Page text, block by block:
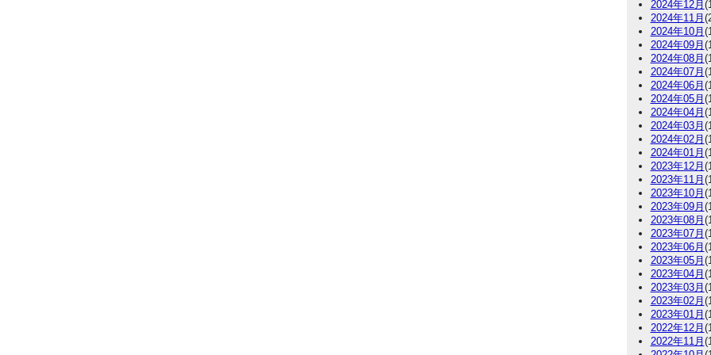
2024年12月
2024年11月
2024年10月
2024年09月
2024年08月
2024年07月
2024年06月
2024年05月
2024年04月
2024年03月
2024年02月
2024年01月
2023年12月
2023年11月
2023年10月
2023年09月
2023年08月
2023年07月
2023年06月
2023年05月
2023年04月
2023年03月
2023年02月
2023年01月
2022年12月
2022年11月